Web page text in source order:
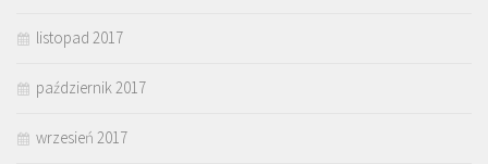
listopad 2017
październik 2017
wrzesień 2017